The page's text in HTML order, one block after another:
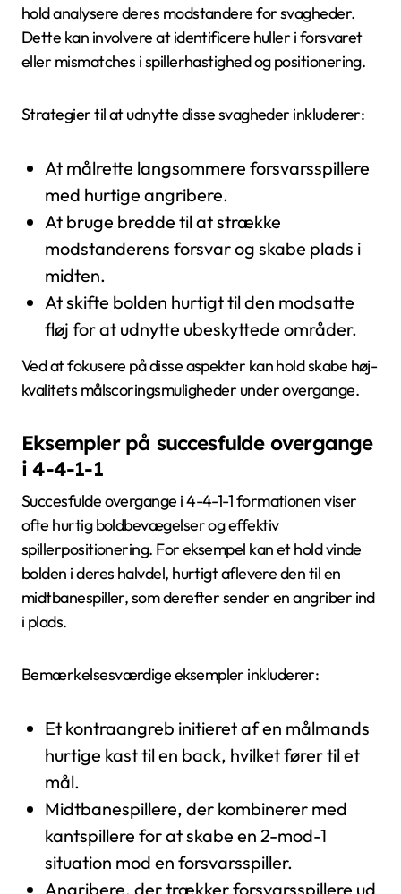
hold analysere deres modstandere for svagheder.
Dette kan involvere at identificere huller i forsvaret
eller mismatches i spillerhastighed og positionering.
Strategier til at udnytte disse svagheder inkluderer:
At målrette langsommere forsvarsspillere
med hurtige angribere.
At bruge bredde til at strække
modstanderens forsvar og skabe plads i
midten.
At skifte bolden hurtigt til den modsatte
fløj for at udnytte ubeskyttede områder.
Ved at fokusere på disse aspekter kan hold skabe høj-
kvalitets målscoringsmuligheder under overgange.
Eksempler på succesfulde overgange
i 4-4-1-1
Succesfulde overgange i 4-4-1-1 formationen viser
ofte hurtig boldbevægelser og effektiv
spillerpositionering. For eksempel kan et hold vinde
bolden i deres halvdel, hurtigt aflevere den til en
midtbanespiller, som derefter sender en angriber ind
i plads.
Bemærkelsesværdige eksempler inkluderer:
Et kontraangreb initieret af en målmands
hurtige kast til en back, hvilket fører til et
mål.
Midtbanespillere, der kombinerer med
kantspillere for at skabe en 2-mod-1
situation mod en forsvarsspiller.
Angribere, der trækker forsvarsspillere ud